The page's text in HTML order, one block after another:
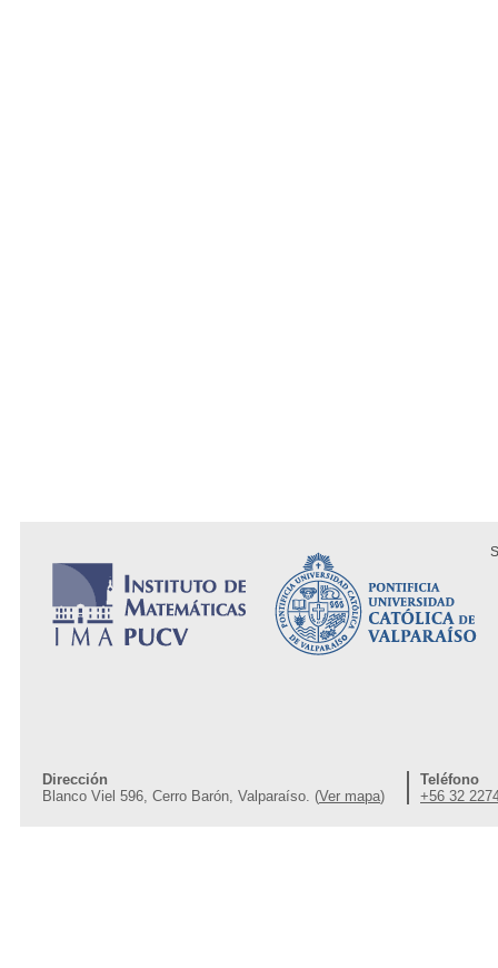
Dirección
Blanco Viel 596, Cerro Barón, Valparaíso. (Ver mapa)
Teléfono
+56 32